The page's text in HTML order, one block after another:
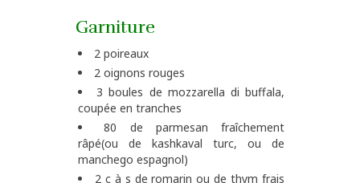
Garniture
2 poireaux
2 oignons rouges
3 boules de mozzarella di buffala,
coupée en tranches
80 de parmesan fraîchement
râpé(ou de kashkaval turc, ou de
manchego espagnol)
2 c à s de romarin ou de thym frais